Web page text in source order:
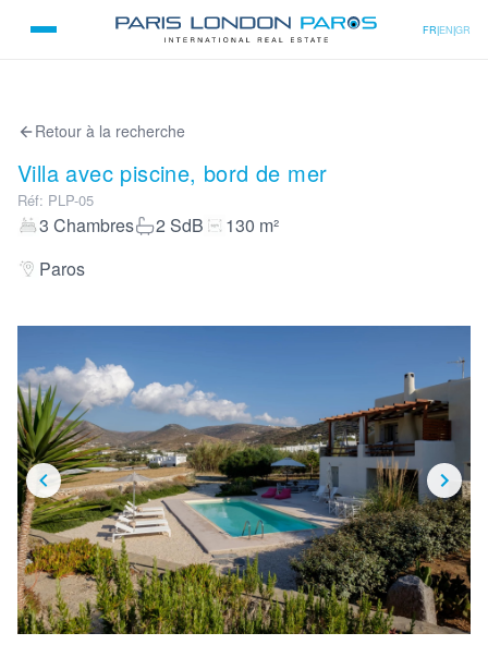
FR|EN|GR
Retour à la recherche
Villa avec piscine, bord de mer
Réf: PLP-05
3 Chambres 2 SdB 130 m²
Paros